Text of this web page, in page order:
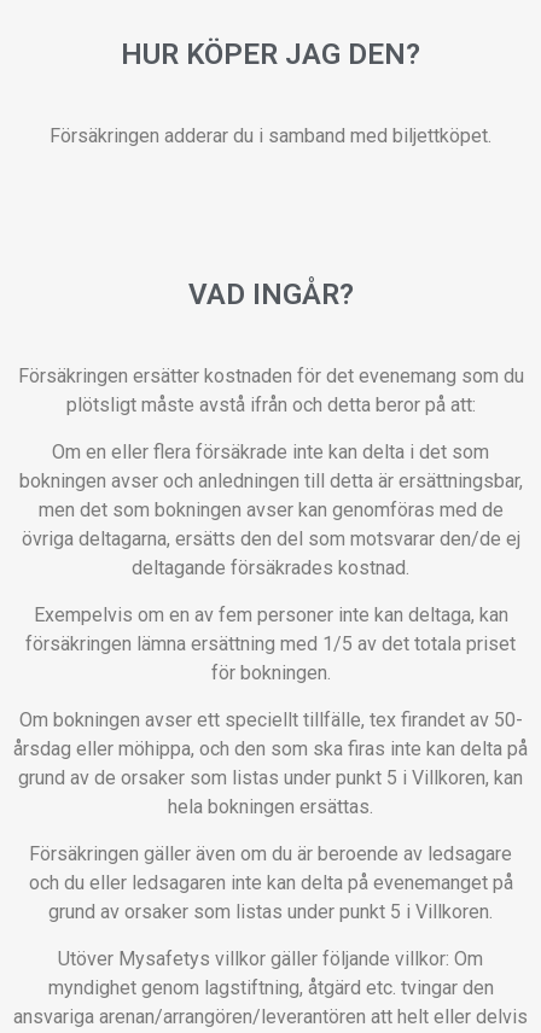
HUR KÖPER JAG DEN?
Försäkringen adderar du i samband med biljettköpet.
VAD INGÅR?
Försäkringen ersätter kostnaden för det evenemang som du
plötsligt måste avstå ifrån och detta beror på att:
Om en eller flera försäkrade inte kan delta i det som
bokningen avser och anledningen till detta är ersättningsbar,
men det som bokningen avser kan genomföras med de
övriga deltagarna, ersätts den del som motsvarar den/de ej
deltagande försäkrades kostnad.
Exempelvis om en av fem personer inte kan deltaga, kan
försäkringen lämna ersättning med 1/5 av det totala priset
för bokningen.
Om bokningen avser ett speciellt tillfälle, tex firandet av 50-
årsdag eller möhippa, och den som ska firas inte kan delta på
grund av de orsaker som listas under punkt 5 i Villkoren, kan
hela bokningen ersättas.
Försäkringen gäller även om du är beroende av ledsagare
och du eller ledsagaren inte kan delta på evenemanget på
grund av orsaker som listas under punkt 5 i Villkoren.
Utöver Mysafetys villkor gäller följande villkor: Om
myndighet genom lagstiftning, åtgärd etc. tvingar den
ansvariga arenan/arrangören/leverantören att helt eller delvis